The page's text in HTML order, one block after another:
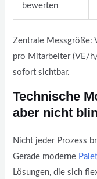
bewerten
Zentrale Messgröße:
pro Mitarbeiter (VE/
sofort sichtbar.
Technische
aber nicht
Nicht jeder Prozess
Gerade moderne
Lösungen, die sich